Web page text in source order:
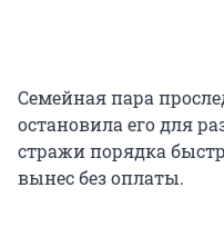
Семейная пара
остановила его для
стражи порядка
вынес без оплаты.